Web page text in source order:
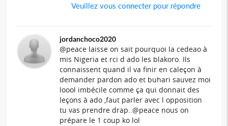
Veuillez vous connecter pour répondre
jordanchoco2020
@peace laisse on sait pourquoi la cedeao à
mis Nigeria et rci d ado les blakoro. Ils
connaissent quand il va finir en caleçon à
demander pardon ado et buhari sauvez moi
loool imbécile comme ça qui donnait des
leçons à ado ,faut parler avec l opposition
tu vas prendre drap..@peace nous on
prépare le 1 coup ko lol